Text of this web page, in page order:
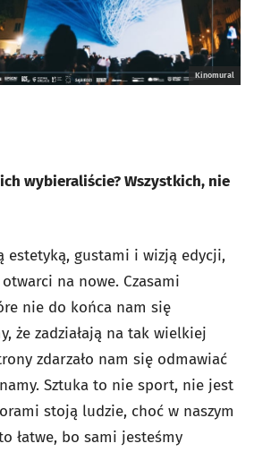
Kinomural
wybieraliście? Wszystkich, nie
estetyką, gustami i wizją edycji,
na nowe. Czasami
nie do końca nam się
że zadziałają na tak wielkiej
zdarzało nam się odmawiać
Sztuka to nie sport, nie jest
stoją ludzie, choć w naszym
łatwe, bo sami jesteśmy